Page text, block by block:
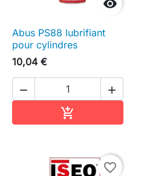

Abus PS88 lubrifiant
pour cylindres
10,04 €
 

favorite_border